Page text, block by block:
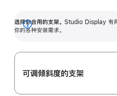
选择你合用的支架。 Studio Display 有两
你的各种安装需求。
展
可调倾斜度的支架